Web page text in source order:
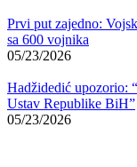
Prvi put zajedno:
sa 600 vojnika
05/23/2026
Hadžidedić upozorio:
Ustav Republike BiH”
05/23/2026